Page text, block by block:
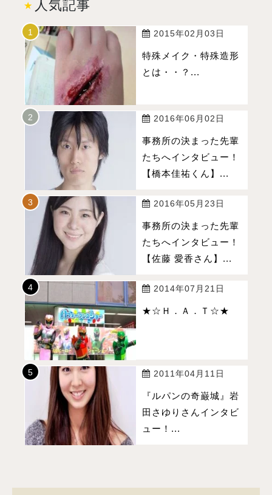
人気記事
2015年02月03日
特殊メイク・特殊造形
とは・・？...
2016年06月02日
事務所の決まった先輩
たちへインタビュー！
【橋本佳祐くん】...
2016年05月23日
事務所の決まった先輩
たちへインタビュー！
【佐藤 愛香さん】...
2014年07月21日
★☆Ｈ．Ａ．Ｔ☆★
2011年04月11日
『ルパンの奇巌城』岩
田さゆりさんインタビ
ュー！...